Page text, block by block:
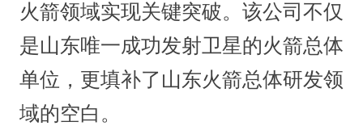
火箭领域实现关键突破。该公司不仅
是山东唯一成功发射卫星的火箭总体
单位，更填补了山东火箭总体研发领
域的空白。